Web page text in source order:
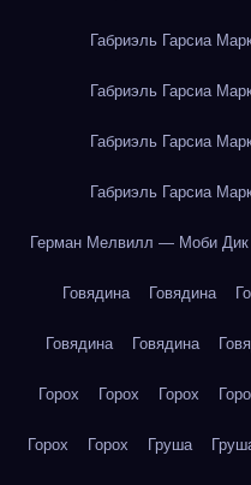
Габриэль Гарсиа
Габриэль Гарсиа
Габриэль Гарсиа
Габриэль Гарсиа
Герман Мелвилл — Моби Дик
Говядина Говядина
Говядина Говядина
Горох Горох Горох
Горох Горох Груша